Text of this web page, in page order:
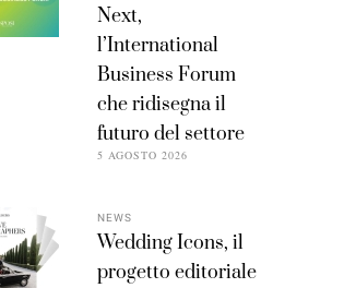
Next,
l’International
Business Forum
che ridisegna il
futuro del settore
5 AGOSTO 2026
NEWS
Wedding Icons, il
progetto editoriale